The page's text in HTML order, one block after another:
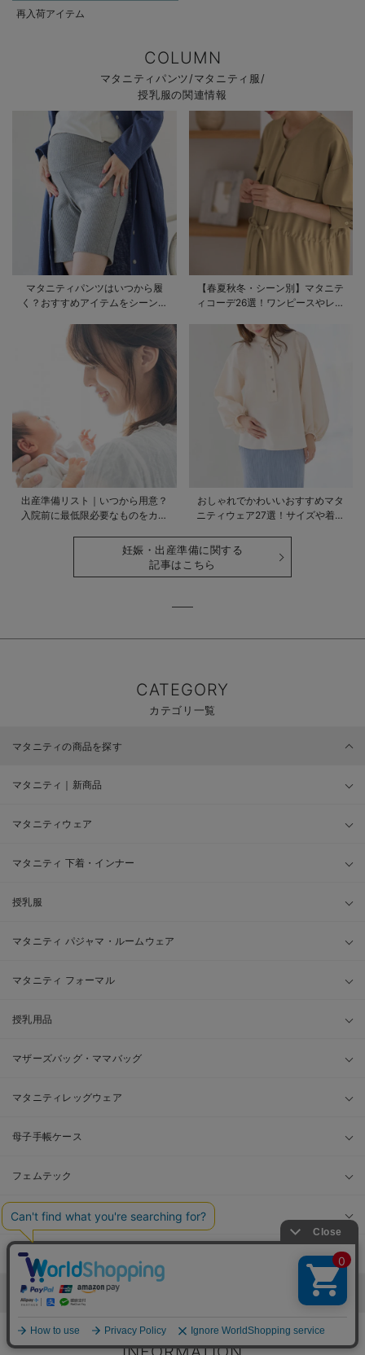
再入荷アイテム
COLUMN
マタニティパンツ/マタニティ服/
授乳服の関連情報
マタニティパンツはいつから履
く？おすすめアイテムをシーン別
【春夏秋冬・シーン別】マタニテ
ィコーデ26選！ワンピースやレギ
出産準備リスト｜いつから用意？
入院前に最低限必要なものをカテ
おしゃれでかわいいおすすめマタ
ニティウェア27選！サイズや着る
妊娠・出産準備に関する
記事はこちら
CATEGORY
カテゴリ一覧
マタニティの商品を探す
マタニティ｜新商品
マタニティウェア
マタニティ 下着・インナー
授乳服
マタニティ パジャマ・ルームウェア
マタニティ フォーマル
授乳用品
マザーズバッグ・ママバッグ
マタニティレッグウェア
母子手帳ケース
フェムテック
マタニティ ボディケア
その他
ママ&ベビーの商品を探す